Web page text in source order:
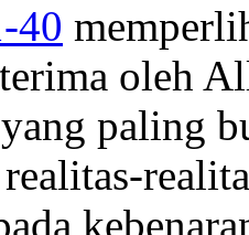
40
oleh
paling